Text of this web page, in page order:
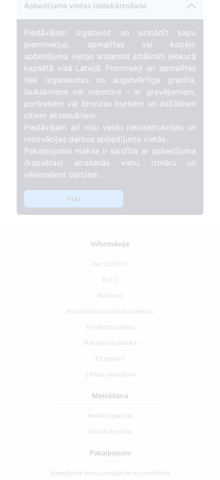
Apbedījuma vietas labiekārtošana
Piedāvājam izgatavot un uzstādīt kapu
pieminekļus, apmalītes vai kopējo
apbedījuma vietas ansambli attālināti jebkurā
kapsētā visā Latvijā. Pieminekļi un apmalītes
tiek izgatavotas no augstvērtīga granīta,
laukakmens vai marmora - ar gravējumiem,
portretiem vai bronzas burtiem un dažādiem
citiem aksesuāriem.
Piedāvājam arī visu veidu rekonstrukcijas un
renovācijas darbus apbedījuma vietās.
Pakalpojuma maksa ir saistīta ar apbedījuma
(kapsētas) atrašanās vietu, izmēru un
vēlamajiem darbiem.
Pirkt
Informācija
Par CEMETY
B.U.J.
Notikumi
Pašvaldību un lietotāju saraksts
Privātuma politika
Maksājumu politika
ES projekti
Sīkfailu iestatījumi
Meklēšana
Meklēt apbedīto
Meklēt kapsētu
Pakalpojumi
Apbedījuma vietu uzkopšana un uzturēšana